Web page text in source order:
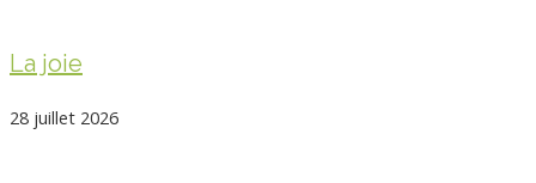
La joie
28 juillet 2026